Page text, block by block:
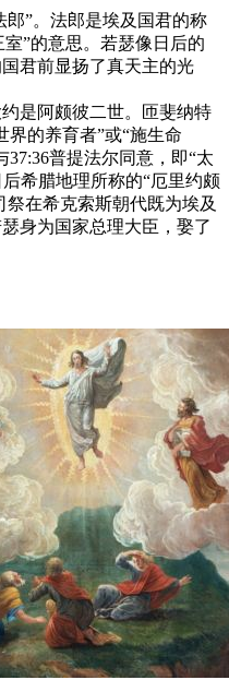
郎”。法郎是埃及国君的称
室”的意思。若瑟像日后的
君前显扬了真天主的光
是阿颇彼二世。匝斐纳特
界的养育者”或“施生命
普提法尔同意，即“太
希腊地理所称的“厄里约颇
祭在希克索斯朝代既为埃及
身为国家总理大臣，娶了